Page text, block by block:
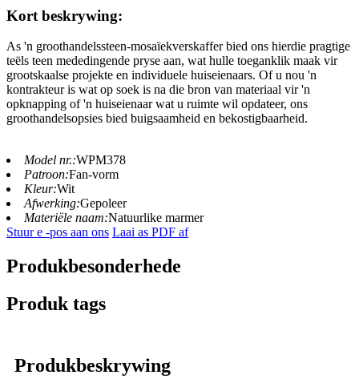
Kort beskrywing:
As 'n groothandelssteen-mosaïekverskaffer bied ons hierdie pragtige
teëls teen mededingende pryse aan, wat hulle toeganklik maak vir
grootskaalse projekte en individuele huiseienaars. Of u nou 'n
kontrakteur is wat op soek is na die bron van materiaal vir 'n
opknapping of 'n huiseienaar wat u ruimte wil opdateer, ons
groothandelsopsies bied buigsaamheid en bekostigbaarheid.
Model nr.:WPM378
Patroon:Fan-vorm
Kleur:Wit
Afwerking:Gepoleer
Materiële naam:Natuurlike marmer
Stuur e -pos aan ons Laai as PDF af
Produkbesonderhede
Produk tags
Produkbeskrywing